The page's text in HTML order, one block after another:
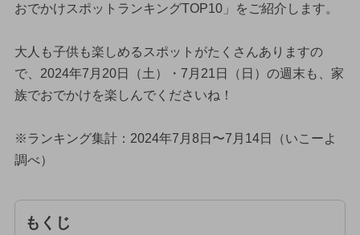
おでかけスポットランキングTOP10」をご紹介します。
大人も子供も楽しめるスポットがたくさんありますの
で、2024年7月20日（土）・7月21日（日）の週末も、家
族でおでかけを楽しんでくださいね！
※ランキング集計：2024年7月8日〜7月14日（いこーよ
調べ）
もくじ